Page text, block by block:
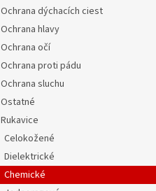
Ochrana dýchacích ciest
Ochrana hlavy
Ochrana očí
Ochrana proti pádu
Ochrana sluchu
Ostatné
Rukavice
Celokožené
Dielektrické
Chemické